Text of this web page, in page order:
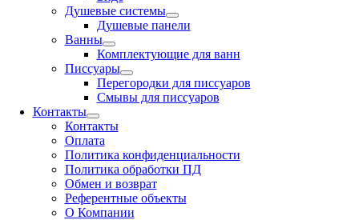
Душевые системы
Душевые панели
Ванны
Комплектующие для ванн
Писсуары
Перегородки для писсуаров
Смывы для писсуаров
Контакты
Контакты
Оплата
Политика конфиденциальности
Политика обработки ПД
Обмен и возврат
Референтные объекты
О Компании